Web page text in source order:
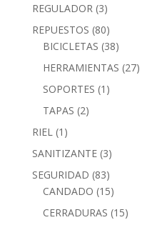
REGULADOR (3)
REPUESTOS (80)
BICICLETAS (38)
HERRAMIENTAS (27)
SOPORTES (1)
TAPAS (2)
RIEL (1)
SANITIZANTE (3)
SEGURIDAD (83)
CANDADO (15)
CERRADURAS (15)